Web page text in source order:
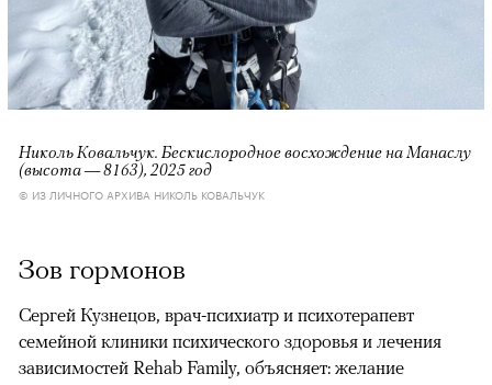
Николь Ковальчук. Бескислородное восхождение на Манаслу
(высота — 8163), 2025 год
© ИЗ ЛИЧНОГО АРХИВА НИКОЛЬ КОВАЛЬЧУК
Зов гормонов
Сергей Кузнецов, врач-психиатр и психотерапевт
семейной клиники психического здоровья и лечения
зависимостей Rehab Family, объясняет: желание